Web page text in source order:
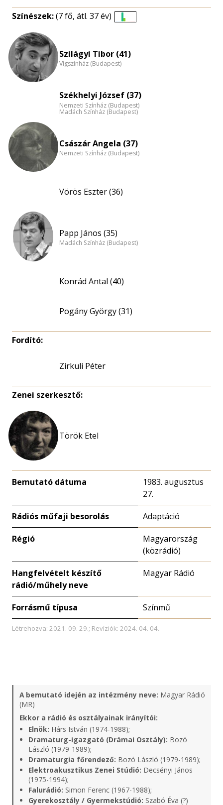
Színészek:(7 fő, átl. 37 év)
nagyítása
Szilágyi Tibor (41)
Vígszínház (Budapest)
Székhelyi József (37)
Nemzeti Színház (Budapest)
Madách Színház (Budapest)
Császár Angela (37)
Nemzeti Színház (Budapest)
Vörös Eszter (36)
Papp János (35)
Madách Színház (Budapest)
Konrád Antal (40)
Pogány György (31)
Fordító:
Zirkuli Péter
Zenei szerkesztő:
Török Etel
Bemutató dátuma
1983. augusztus
27.
Rádiós műfaji besorolás Adaptáció
Régió
Magyarország
(közrádió)
Hangfelvételt készítő
rádió/műhely neve
Magyar Rádió
Forrásmű típusa Színmű
Létrehozva: 2021. 09. 29.; Revíziók: 2024. 04. 04.
A bemutató idején az intézmény neve: Magyar Rádió
(MR)
Ekkor a rádió és osztályainak irányítói:
Elnök: Hárs István (1974-1988);
Dramaturg-igazgató (Drámai Osztály): Bozó
László (1979-1989);
Dramaturgia főrendező: Bozó László (1979-1989);
Elektroakusztikus Zenei Stúdió: Decsényi János
(1975-1994);
Falurádió: Simon Ferenc (1967-1988);
Gyerekosztály / Gyermekstúdió: Szabó Éva (?)